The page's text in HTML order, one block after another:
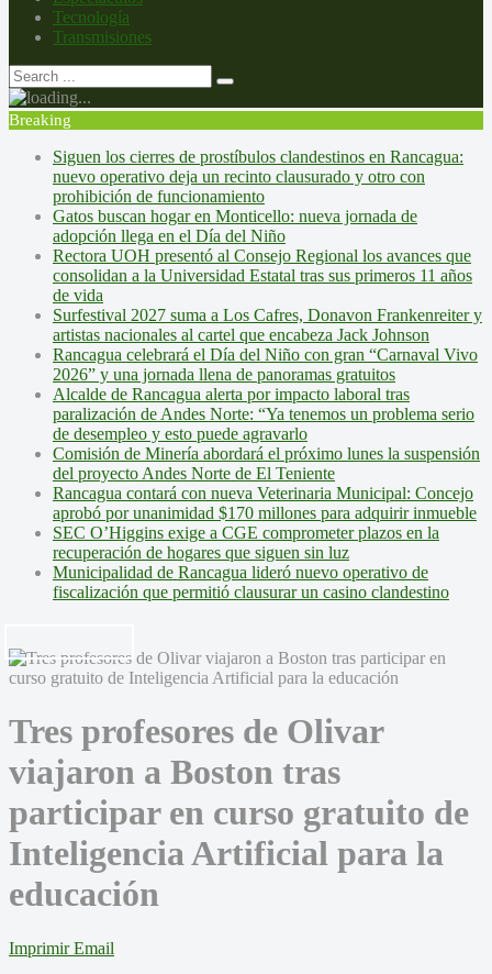
Tecnología
Transmisiones
Breaking
Siguen los cierres de prostíbulos clandestinos en Rancagua:
nuevo operativo deja un recinto clausurado y otro con
prohibición de funcionamiento
Gatos buscan hogar en Monticello: nueva jornada de
adopción llega en el Día del Niño
Rectora UOH presentó al Consejo Regional los avances que
consolidan a la Universidad Estatal tras sus primeros 11 años
de vida
Surfestival 2027 suma a Los Cafres, Donavon Frankenreiter y
artistas nacionales al cartel que encabeza Jack Johnson
Rancagua celebrará el Día del Niño con gran “Carnaval Vivo
2026” y una jornada llena de panoramas gratuitos
Alcalde de Rancagua alerta por impacto laboral tras
paralización de Andes Norte: “Ya tenemos un problema serio
de desempleo y esto puede agravarlo
Comisión de Minería abordará el próximo lunes la suspensión
del proyecto Andes Norte de El Teniente
Rancagua contará con nueva Veterinaria Municipal: Concejo
aprobó por unanimidad $170 millones para adquirir inmueble
SEC O’Higgins exige a CGE comprometer plazos en la
recuperación de hogares que siguen sin luz
Municipalidad de Rancagua lideró nuevo operativo de
fiscalización que permitió clausurar un casino clandestino
Tres profesores de Olivar
viajaron a Boston tras
participar en curso gratuito de
Inteligencia Artificial para la
educación
Imprimir Email